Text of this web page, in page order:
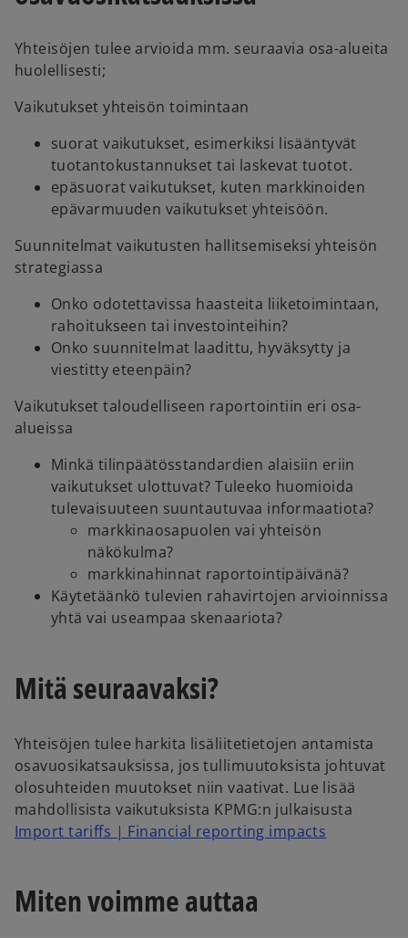
Yhteisöjen tulee arvioida mm. seuraavia osa-alueita
huolellisesti;
Vaikutukset yhteisön toimintaan
suorat vaikutukset, esimerkiksi lisääntyvät
tuotantokustannukset tai laskevat tuotot.
epäsuorat vaikutukset, kuten markkinoiden
epävarmuuden vaikutukset yhteisöön.
Suunnitelmat vaikutusten hallitsemiseksi yhteisön
strategiassa
Onko odotettavissa haasteita liiketoimintaan,
rahoitukseen tai investointeihin?
Onko suunnitelmat laadittu, hyväksytty ja
viestitty eteenpäin?
Vaikutukset taloudelliseen raportointiin eri osa-
alueissa
Minkä tilinpäätösstandardien alaisiin eriin
vaikutukset ulottuvat? Tuleeko huomioida
tulevaisuuteen suuntautuvaa informaatiota?
markkinaosapuolen vai yhteisön
näkökulma?
markkinahinnat raportointipäivänä?
Käytetäänkö tulevien rahavirtojen arvioinnissa
yhtä vai useampaa skenaariota?
Mitä seuraavaksi?
Yhteisöjen tulee harkita lisäliitetietojen antamista
osavuosikatsauksissa, jos tullimuutoksista johtuvat
olosuhteiden muutokset niin vaativat. Lue lisää
mahdollisista vaikutuksista KPMG:n julkaisusta
Import tariffs | Financial reporting impacts
Miten voimme auttaa